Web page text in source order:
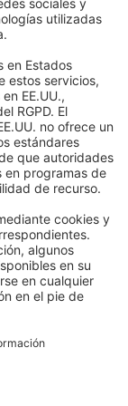
de Uso
electrónicos
de cookies